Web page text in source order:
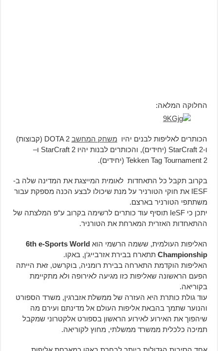
החלוקה המלאה:
הכותרים לאליפות לבנים יהיו משחק המחשב
DOTA 2 (קבוצות)
ו-StarCraft 2 (יחידים), והכותרים לבנות יהיו StarCraft 2 ו–
Tekken Tag Tournament 2 (יחידים).
בקרוב תקבל כל התאחדות לאומית המייצגת את המדינה שלה ב-
IESF את חוקי הטורניר על מנת שיכולו לבצע הכנה מספקת עבור
משתתפי הטורניר בארצם.
יתכן כי IeSF תוסיף עוד כותרים לרשימה בקרוב ע“פ המלצתה של
ההתאחדות האזרית המארחת את הטורניר.
האליפות העולמית, ששמה הרשמי הוא 6th e-Sports World
Championshipתתארח בבירת אזרבייג‘ן, באקו.
האליפות הוקדמת התארחה בבירת רומניה, בוקרשט, זאת הייתה
הפעם הראשונה שאליפות כזו מגיעה לאירופה ולא מתקיימת
בקוריאה.
עוד גולת כותרת היא העזרה של ממשלת אזברגין, משרד הספורט
והנוער שתמך בהבאת אליפות העולם אל מדינתם ועירם מה
שיהפוך את האירוע לאירוע הראשון בספורט אלקטרוני שמקבל
תמיכה כלכלית ממשרד ממשלתי, מחוץ לקוריאה.